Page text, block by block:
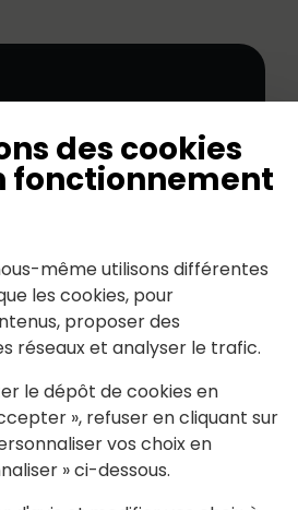
des cookies
fonctionnement
même utilisons différentes
les cookies, pour
proposer des
réseaux et analyser le trafic.
le dépôt de cookies en
», refuser en cliquant sur
vos choix en
» ci-dessous.
de Riaillé
Cèdre 44440 RIAILLÉ
25
Contactez nous